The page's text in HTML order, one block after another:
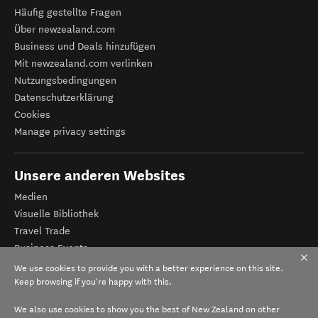
Häufig gestellte Fragen
Über newzealand.com
Business und Deals hinzufügen
Mit newzealand.com verlinken
Nutzungsbedingungen
Datenschutzerklärung
Cookies
Manage privacy settings
Unsere anderen Websites
Medien
Visuelle Bibliothek
Travel Trade
Business Events
Tourismus Neuseeland
Veranstalter-Registrierung
We use cookies to provide you with a better experience on this site.
Keep browsing if you're happy with this.
We also use cookies to show you the best of New Zealand on other